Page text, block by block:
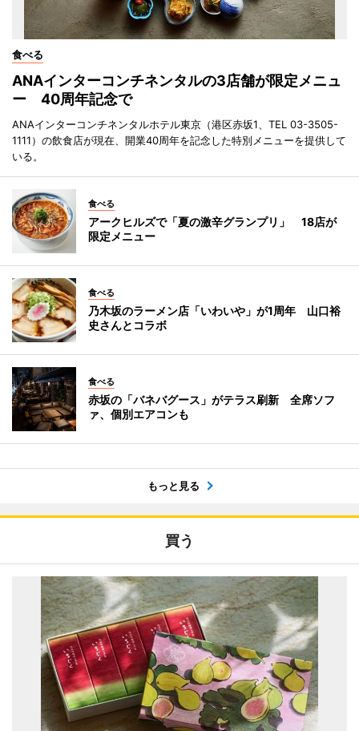
食べる
ANAインターコンチネンタルの3店舗が限定メニュ
ー 40周年記念で
ANAインターコンチネンタルホテル東京（港区赤坂1、TEL 03-3505-
1111）の飲食店が現在、開業40周年を記念した特別メニューを提供して
いる。
食べる
アークヒルズで「夏の激辛グランプリ」 18店が
限定メニュー
食べる
乃木坂のラーメン店「いわいや」が1周年 山口裕
史さんとコラボ
食べる
赤坂の「バネバグース」がテラス刷新 全席ソフ
ァ、個別エアコンも
もっと見る
買う